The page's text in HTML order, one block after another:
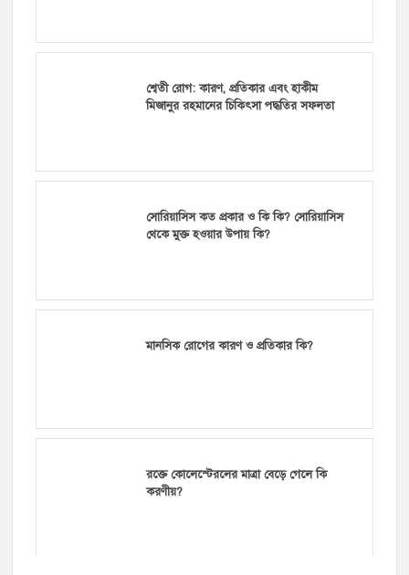
শ্বেতী রোগ: কারণ, প্রতিকার এবং হাকীম
মিজানুর রহমানের চিকিৎসা পদ্ধতির সফলতা
সোরিয়াসিস কত প্রকার ও কি কি? সোরিয়াসিস
থেকে মুক্ত হওয়ার উপায় কি?
মানসিক রোগের কারণ ও প্রতিকার কি?
রক্তে কোলেস্টেরলের মাত্রা বেড়ে গেলে কি
করণীয়?